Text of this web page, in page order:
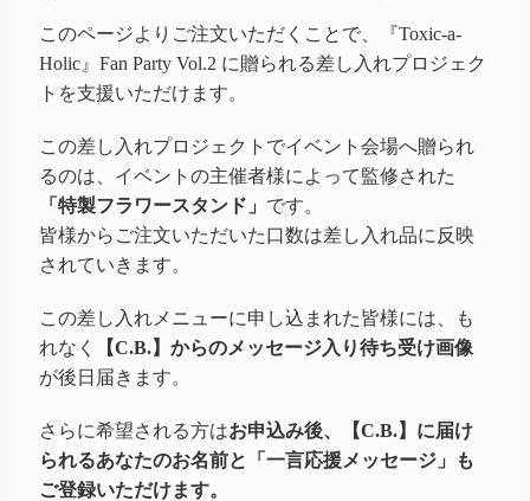
このページよりご注文いただくことで、 『Toxic-a-
Holic』 Fan Party Vol.2 に贈られる差し入れプロジェク
トを支援いただけます。
この差し入れプロジェクトでイベント会場へ贈られ
るのは、イベントの主催者様によって監修された
「特製フラワースタンド」 です。
皆様からご注文いただいた口数は差し入れ品に反映
されていきます。
この差し入れメニューに申し込まれた皆様には、も
れなく
【C.B.】からのメッセージ入り待ち受け画像
が後日届きます。
さらに希望される方はお申込み後、【C.B.】に届け
られるあなたのお名前と「一言応援メッセージ」も
ご登録いただけます。